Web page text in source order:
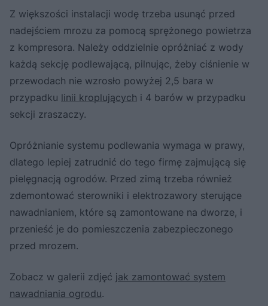
Z większości instalacji wodę trzeba usunąć przed
nadejściem mrozu za pomocą sprężonego powietrza
z kompresora. Należy oddzielnie opróżniać z wody
każdą sekcję podlewającą, pilnując, żeby ciśnienie w
przewodach nie wzrosło powyżej 2,5 bara w
przypadku linii kroplujących i 4 barów w przypadku
sekcji zraszaczy.
Opróżnianie systemu podlewania wymaga w prawy,
dlatego lepiej zatrudnić do tego firmę zajmującą się
pielęgnacją ogrodów. Przed zimą trzeba również
zdemontować sterowniki i elektrozawory sterujące
nawadnianiem, które są zamontowane na dworze, i
przenieść je do pomieszczenia zabezpieczonego
przed mrozem.
Zobacz w galerii zdjęć jak zamontować system
nawadniania ogrodu.